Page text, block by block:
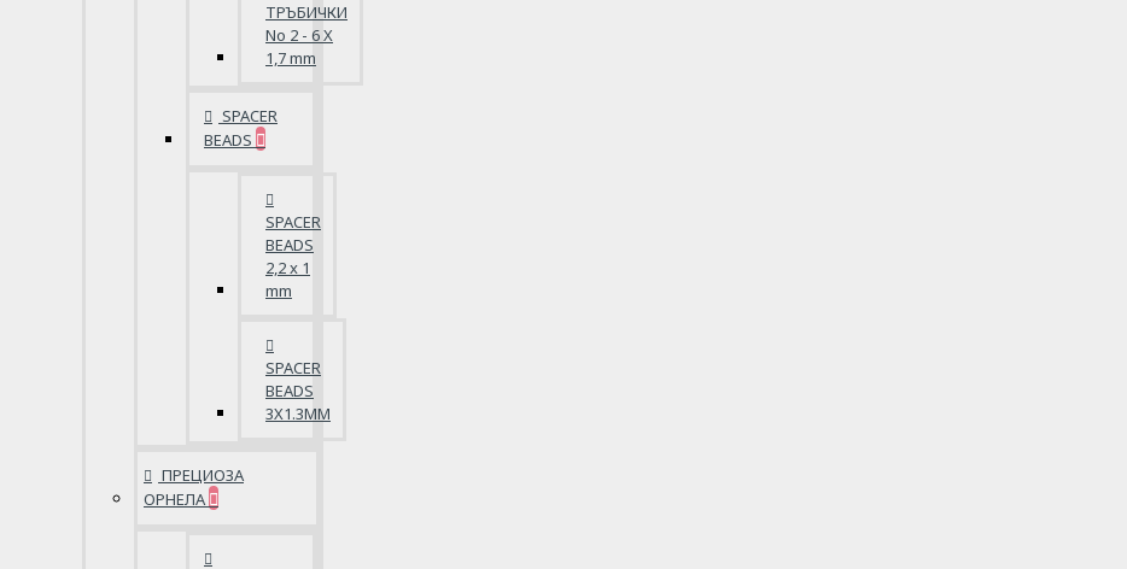
ТРЪБИЧКИ
No 2 - 6 X
1,7 mm
SPACER
BEADS
SPACER
BEADS
2,2 x 1
mm
SPACER
BEADS
3X1.3MM
ПРЕЦИОЗА
ОРНЕЛА